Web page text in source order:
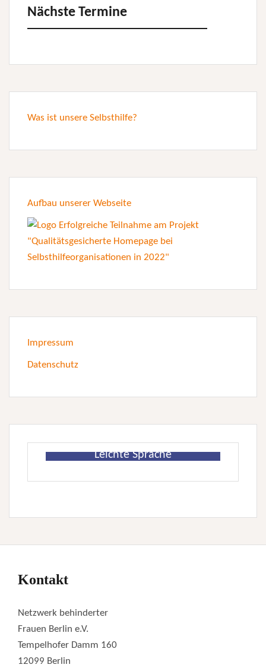
Nächste Termine
Was ist unsere Selbsthilfe?
Aufbau unserer Webseite
Impressum
Datenschutz
Leichte Sprache
Kontakt
Netzwerk behinderter
Frauen Berlin e.V.
Tempelhofer Damm 160
12099 Berlin